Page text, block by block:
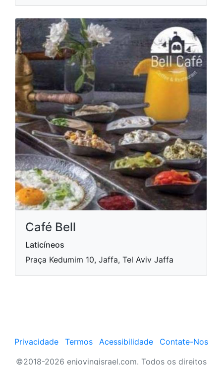
Café Bell
Laticíneos
Praça Kedumim 10, Jaffa, Tel Aviv Jaffa
Privacidade Termos Acessibilidade
Contate-Nos
©2018-2026 enjoyingisrael.com. Todos os direitos